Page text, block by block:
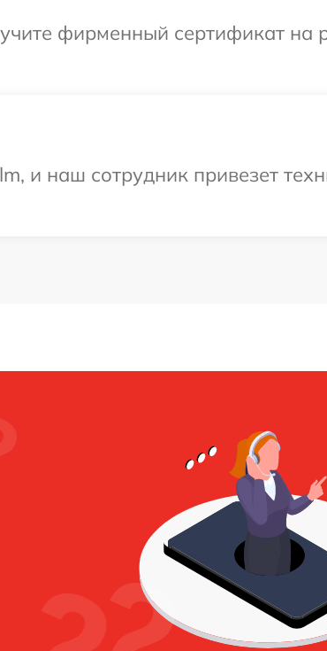
фирменный сертификат на
и наш сотрудник привезет